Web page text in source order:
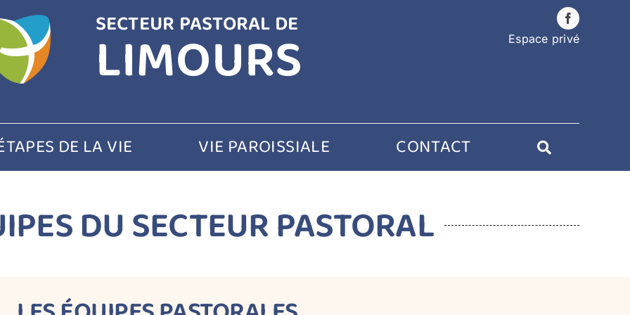
SECTEUR PASTORAL DE
LIMOURS Espace privé
DE LA VIE VIE PAROISSIALE CONTACT
DU SECTEUR PASTORAL